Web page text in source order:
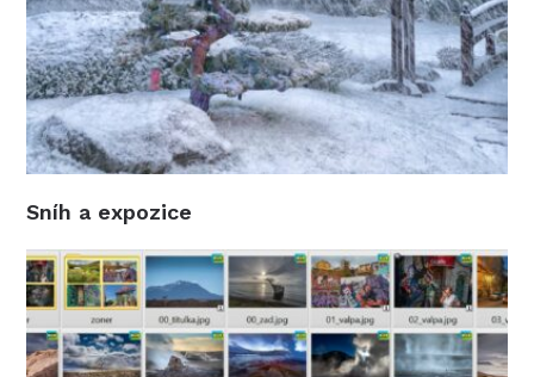
Sníh a expozice